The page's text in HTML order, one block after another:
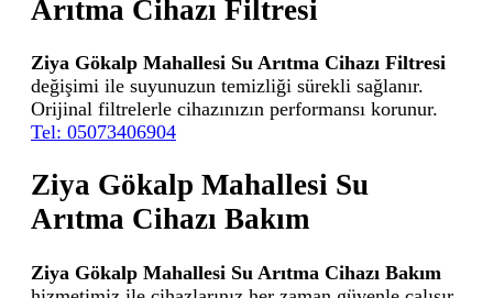
Arıtma Cihazı Filtresi
Ziya Gökalp Mahallesi Su Arıtma Cihazı Filtresi
değişimi ile suyunuzun temizliği sürekli sağlanır.
Orijinal filtrelerle cihazınızın performansı korunur.
Tel: 05073406904
Ziya Gökalp Mahallesi Su
Arıtma Cihazı Bakım
Ziya Gökalp Mahallesi Su Arıtma Cihazı Bakım